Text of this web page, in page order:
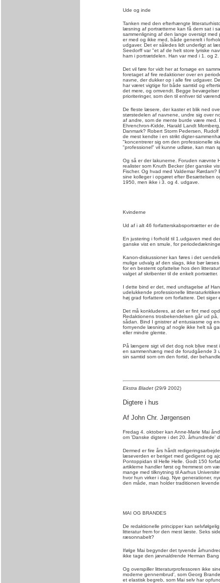
Ude og inde
Tanken med den efterhængte
læsning af portrætterne kan få dem sat i
sammenligning af den lange oversigt
er med og ikke med, både generelt i
udgaver. Det er således lidt underligt at
Seedorff var "et af de helt store lyriske
ham i portrætdelen. Han var med i 1. og
Det vil føre for vidt her at forsøge en
foretaget af fire redaktioner over en
navne, der dukker op i alle fire udgaver.
har været vigtige for både samtid og
det mere, og omvendt. Begge
prioriteringer, som den til enhver tid
De fleste læsere, der kaster et blik ned
størstedelen af navnene, undre sig over
af andre, som de mente burde være med.
Ehrenchron-Kidde, Harald Landt
Danmark? Robert Storm Pedersen,
de mest kendte i en strikt digter-
"koncentrerer sig om den professionelle
"professionel" vil kunne udløse, kan man
Og så er der lakunerne. Foruden nævnte
realister som Knuth Becker (der ganske
Fischer. Og hvad med Valdemar
sine kolleger i opgøret efter Besættelsen
1950, men ikke i 3. og 4. udgave.
Kvinderne
Ud af i alt 46 forfatterskabsportrætter er
En justering i forhold til 1.udgaven med
ganske vist en smule, for
Kanon-diskussioner kan føres i det
mulige udvalg af den slags, ikke bør
for en bestemt opfattelse hos den
valget af skribenter til de enkelt portrætter.
I dette bind er det, med undtagelse af
udelukkende professionelle
høj grad forfattere om forfattere. Det siger
Det må konkluderes, at det er fint med
Redaktionens trosbekendelsen går ud
sådan. Bind I gnistrer af entusiasme og
fornyende læsning af nogle ikke helt så
eller mindre glemte.
På længere sigt vil det dog nok blive
en sammenhæng med de forudgående 3
sin samtid som om den fortid, der
Ekstra Bladet (29/9 2002)
Digtere i hus
Af John Chr. Jørgensen
Fredag 4. oktober kan Anne-Marie Mai
om 'Danske digtere i det 20. århundrede'
Dermed er fire års hårdt
læseverden er beriget med gedigent og
Pontoppidan til Helle Helle. Godt 150
artiklerne handler først og fremmest om
mange med tilknytning til Aarhus
hvor hun virker i dag. Nye generationer,
den måde, man holder traditionen
MAI OG BRANDES
De redaktionelle principper kan
litteratur frem for den mest læste. Seks
ræsonnabelt?
Ifølge Mai begynder det tyvende
ikke tage den jævnaldrende Herman
Og overspiller litteraturprofessoren ikke
moderne gennembrud', som Georg
et elastisk begreb, som Mai selv har